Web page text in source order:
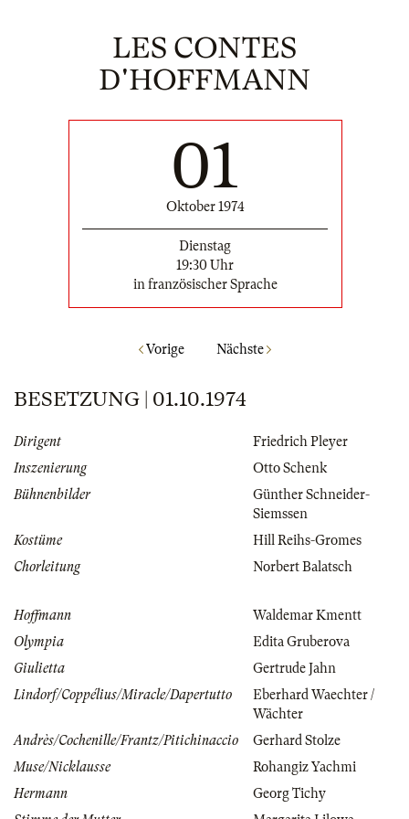
LES CONTES
D'HOFFMANN
01
Oktober 1974
Dienstag
19:30 Uhr
in französischer Sprache
Vorige Nächste
BESETZUNG | 01.10.1974
Dirigent
Friedrich Pleyer
Inszenierung
Otto Schenk
Bühnenbilder
Günther Schneider-
Siemssen
Kostüme
Hill Reihs-Gromes
Chorleitung
Norbert Balatsch
Hoffmann
Waldemar Kmentt
Olympia
Edita Gruberova
Giulietta
Gertrude Jahn
Lindorf/Coppélius/Miracle/Dapertutto
Eberhard Waechter /
Wächter
Andrès/Cochenille/Frantz/Pitichinaccio
Gerhard Stolze
Muse/Nicklausse
Rohangiz Yachmi
Hermann
Georg Tichy